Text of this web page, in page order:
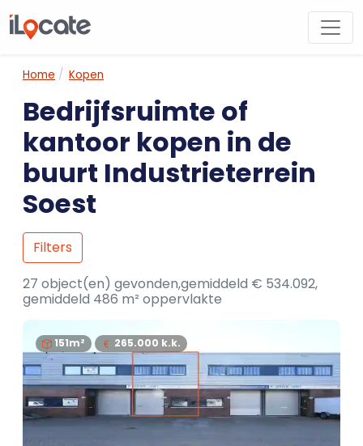
Home Kopen
Bedrijfsruimte of
kantoor kopen in de
buurt Industrieterrein
Soest
Filters
27 object(en) gevonden,gemiddeld € 534.092,
gemiddeld 486 m² oppervlakte
151m² 265.000 k.k.